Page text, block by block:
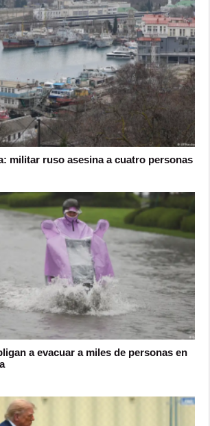
militar ruso asesina a cuatro personas
a evacuar a miles de personas en